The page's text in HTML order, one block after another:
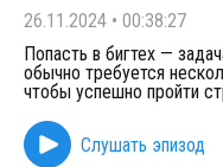
26.11.2024 • 00:38:27
Попасть в бигтех —
обычно требуется
чтобы успешно пройти
Слушать эпизод